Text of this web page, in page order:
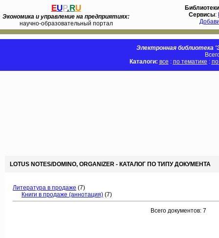
EUP.RU
Экономика и управление на предприятиях:
научно-образовательный портал
Библиотеки
Сервисы:
Электронная библиотека
Каталоги: все : по тематике :
LOTUS NOTES/DOMINO, ORGANIZER - КАТАЛОГ ПО ТИПУ ДОКУМЕНТА
Литература в продаже (7)
Книги в продаже (аннотация) (7)
Всего документов: 7